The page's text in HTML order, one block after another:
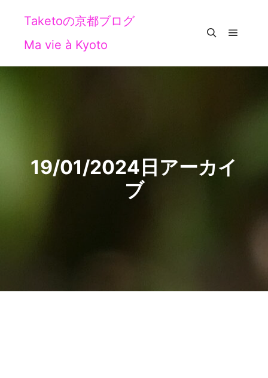
Taketoの京都ブログ
Ma vie à Kyoto
19/01/2024日アーカイ
ブ